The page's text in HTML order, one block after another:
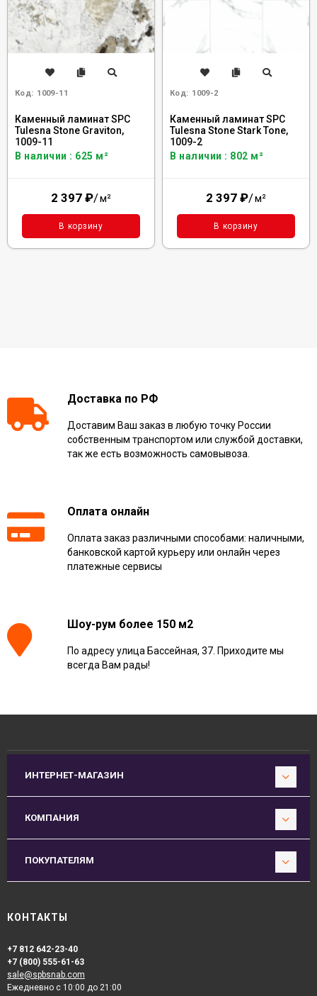
Код: 1009-11
Каменный ламинат SPC
Tulesna Stone Graviton,
1009-11
В наличии : 625 м²
2 397 ₽/м²
В корзину
Код: 1009-2
Каменный ламинат SPC
Tulesna Stone Stark Tone,
1009-2
В наличии : 802 м²
2 397 ₽/м²
В корзину
Доставка по РФ
Доставим Ваш заказ в любую точку России
собственным транспортом или службой доставки,
так же есть возможность самовывоза.
Оплата онлайн
Оплата заказ различными способами: наличными,
банковской картой курьеру или онлайн через
платежные сервисы
Шоу-рум более 150 м2
По адресу улица Бассейная, 37. Приходите мы
всегда Вам рады!
ИНТЕРНЕТ-МАГАЗИН
КОМПАНИЯ
ПОКУПАТЕЛЯМ
КОНТАКТЫ
+7 812 642-23-40
+7 (800) 555-61-63
sale@spbsnab.com
Ежедневно с 10:00 до 21:00